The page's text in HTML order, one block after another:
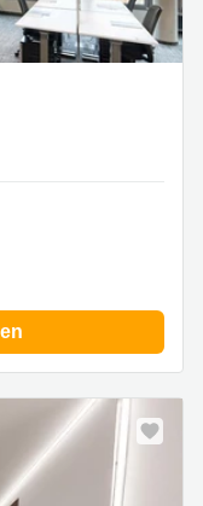
West